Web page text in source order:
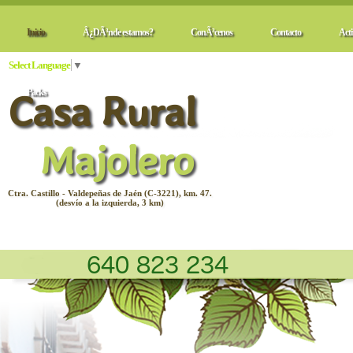
Inicio Â¿DÃ³nde estamos? ConÃ³cenos Contacto
Packs
Casa Rural
Majolero
Ctra. Castillo - Valdepeñas de Jaén (C-3221), km. 47.
(desvío a la izquierda, 3 km)
Select Language ▼